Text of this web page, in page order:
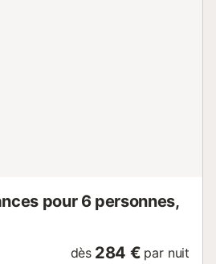
pour 6 personnes,
dès 284 € par nuit